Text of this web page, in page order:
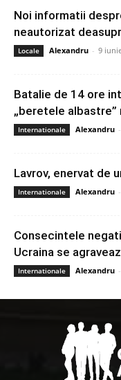
Noi informatii
neautorizat
Locale Alexandru - 9
Batalie de 14 ore
„beretele albastre”
Internationale Alexandru -
Lavrov, enervat de
Internationale Alexandru -
Consecintele
Ucraina se
Internationale Alexandru -